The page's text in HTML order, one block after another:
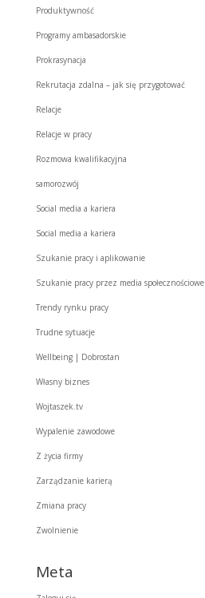
Produktywność
Programy ambasadorskie
Prokrasynacja
Rekrutacja zdalna – jak się przygotować
Relacje
Relacje w pracy
Rozmowa kwalifikacyjna
samorozwój
Social media a kariera
Social media a kariera
Szukanie pracy i aplikowanie
Szukanie pracy przez media społecznościowe
Trendy rynku pracy
Trudne sytuacje
Wellbeing | Dobrostan
Własny biznes
Wojtaszek.tv
Wypalenie zawodowe
Z życia firmy
Zarządzanie karierą
Zmiana pracy
Zwolnienie
Meta